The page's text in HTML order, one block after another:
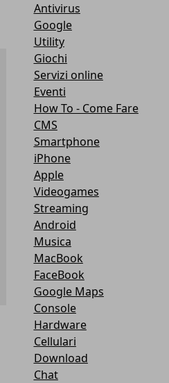
Antivirus
Google
Utility
Giochi
Servizi online
Eventi
How To - Come Fare
CMS
Smartphone
iPhone
Apple
Videogames
Streaming
Android
Musica
MacBook
FaceBook
Google Maps
Console
Hardware
Cellulari
Download
Chat